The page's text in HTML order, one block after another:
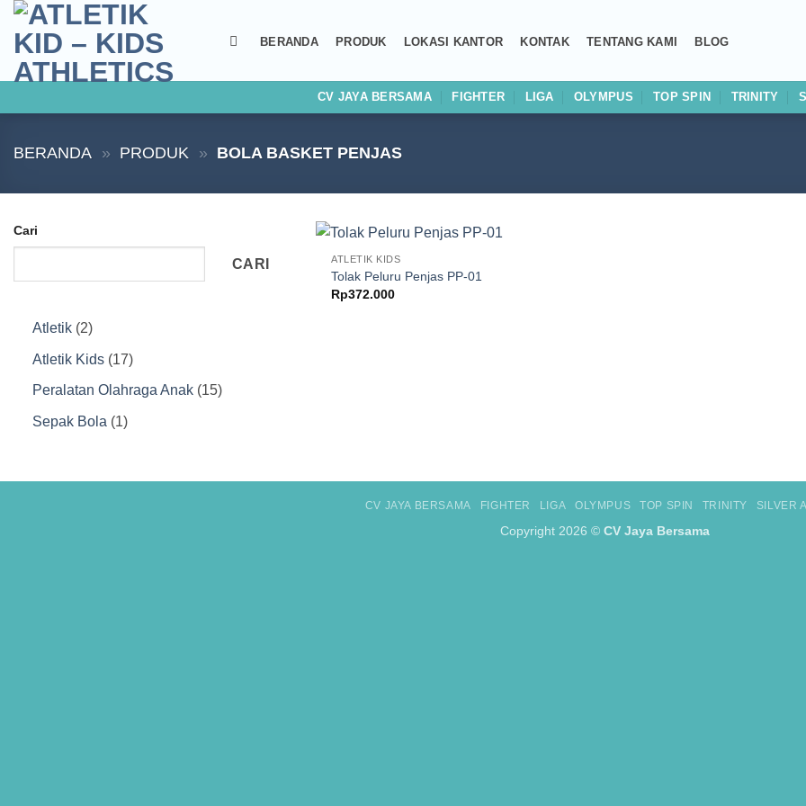
Skip
content
BERANDA PRODUK LOKASI KANTOR KONTAK TENTANG KAMI BLOG
CV JAYA BERSAMA FIGHTER LIGA OLYMPUS TOP SPIN TRINITY
BERANDA » PRODUK » BOLA BASKET PENJAS
Cari
CARI
Atletik 22
Atletik Kids 1717
Produk
Peralatan Olahraga Anak 1515
Sepak Bola 11
ATLETIK KIDS
Tolak Peluru Penjas PP-01
Rp372.000
CV JAYA BERSAMA FIGHTER LIGA OLYMPUS TOP SPIN TRINITY SILVER
Copyright 2026 © CV Jaya Bersama